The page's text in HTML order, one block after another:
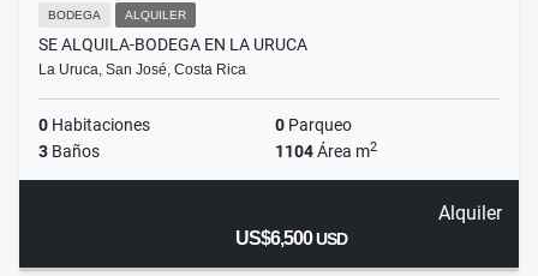
BODEGA ALQUILER
SE ALQUILA-BODEGA EN LA URUCA
La Uruca, San José, Costa Rica
0 Habitaciones 0 Parqueo
3 Baños 1104Área m2
Alquiler
US$6,500USD